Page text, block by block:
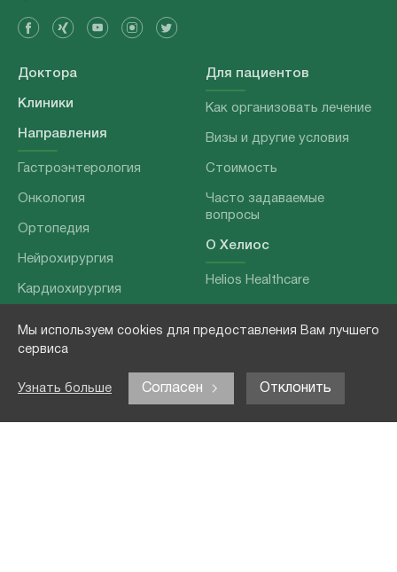
Мы используем cookies для предоставления Вам лучшего
сервиса
Узнать больше Согласен Отклонить
Доктора
Клиники
Направления
Гастроэнтерология
Онкология
Ортопедия
Нейрохирургия
Кардиохирургия
Хирургия позвоночника
Отоларингология
Для пациентов
Как организовать лечение
Визы и другие условия
Стоимость
Часто задаваемые
вопросы
О Хелиос
Helios Healthcare
О нашей команде
Выходные данные